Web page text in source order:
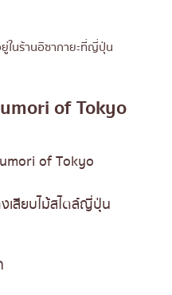
ในร้านอิซากายะที่ญี่ปุ่น
of Tokyo
of Tokyo
เสียบไม้สไตล์ญี่ปุ่น